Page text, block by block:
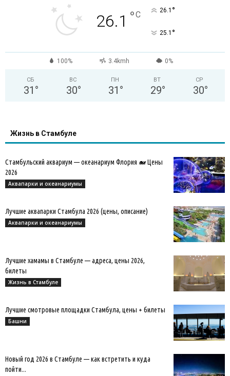
26.1 °C 26.1 °
25.1 °
100% 3.4kmh 0%
СБ
31 °
ВС
30°
ПН
31 °
ВТ
29°
СР
30°
Жизнь в Стамбуле
Стамбульский аквариум — океанариум Флория 🐋 Цены
2026
Аквапарки и океанариумы
Лучшие аквапарки Стамбула 2026 (цены, описание)
Аквапарки и океанариумы
Лучшие хамамы в Стамбуле — адреса, цены 2026,
билеты
Жизнь в Стамбуле
Лучшие смотровые площадки Стамбула, цены + билеты
Башни
Новый год 2026 в Стамбуле — как встретить и куда
пойти...